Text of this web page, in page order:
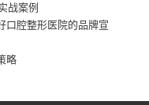
战案例
口腔整形医院的品牌宣
略